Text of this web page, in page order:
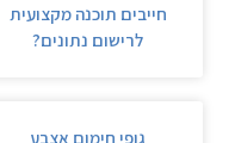
חייבים תוכנה מקצועית
לרישום נתונים?
גופי חימום אצבע